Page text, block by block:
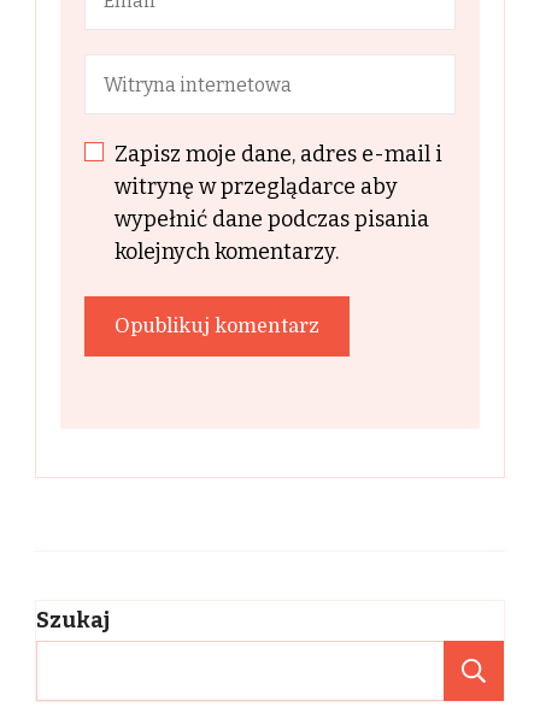
Zapisz moje dane, adres e-mail i
witrynę w przeglądarce aby
wypełnić dane podczas pisania
kolejnych komentarzy.
Szukaj